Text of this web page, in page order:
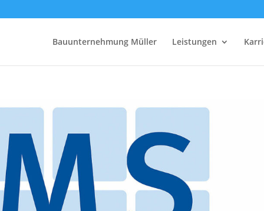
Bauunternehmung Müller Leistungen